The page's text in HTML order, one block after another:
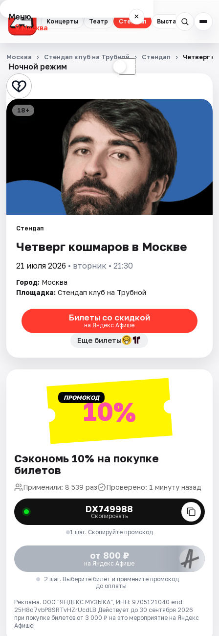
Концерты Театр Стендап Выставки
Меню ×
Москва
Концерты
Театр
Стендап
Города
Площадки
Артисты
Рейтинги
Ночной режим ☾
Москва Стендап клуб на Трубной Стендап Четверг
18+
Стендап
Четверг кошмаров в Москве
21 июля 2026 • вторник • 21:30
Город: Москва
Площадка: Стендап клуб на Трубной
Билеты со скидкой
на Яндекс Афише
Еще билеты
ПРОМОКОД10%
Сэкономь 10% на покупке
билетов
Применили: 8 539 раз Проверено: 1 минуту назад
DX749988
Скопировать
1 шаг. Скопируйте промокод
от 800 ₽
на Яндекс Афише
2 шаг. Выберите билет и примените промокод
до оплаты
Реклама. ООО "ЯНДЕКС МУЗЫКА", ИНН: 9705121040 erid:
25H8d7vbP8SRTvHZrUcdLB Действует до 30 сентября 2026
при покупке билетов от 3 000 ₽ на это мероприятие на Яндекс
Афише!